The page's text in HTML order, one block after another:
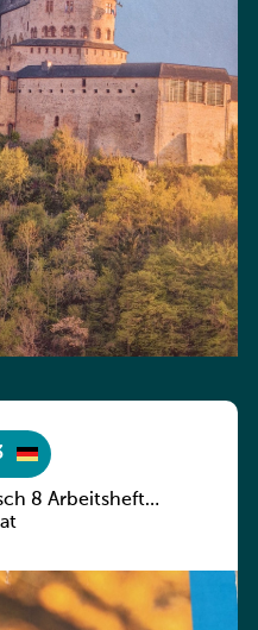
8 Arbeitsheft